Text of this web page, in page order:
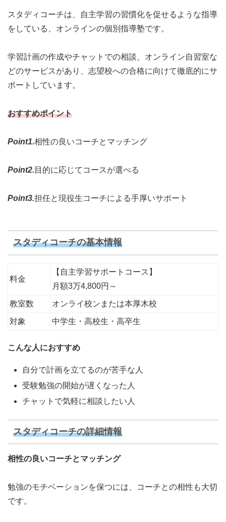
スタディコーチは、自主学習の習慣化を促せるような指導
をしている、オンラインの個別指導塾です。
学習計画の作成やチャットでの相談、オンライン自習室な
どのサービスがあり、志望校への合格に向けて徹底的にサ
ポートしています。
おすすめポイント
Point1.相性の良いコーチとマッチング
Point2. 目的に応じてコースが選べる
Point3.担任と現役生コーチによる手厚いサポート
スタディコーチの基本情報
料金
【自主学習サポートコース】
月額3万4,800円～
教室数 オンライ校ンまたは本厚木校
対象 中学生・高校生・高卒生
こんな人におすすめ
自分で計画を立てるのが苦手な人
受験勉強の開始が遅くなった人
チャットで気軽に相談したい人
スタディコーチの詳細情報
相性の良いコーチとマッチング
勉強のモチベーションを保つには、コーチとの相性も大切
です。